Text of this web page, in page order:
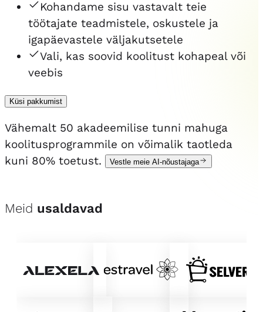
Kohandame sisu vastavalt teie
töötajate teadmistele, oskustele ja
igapäevastele väljakutsetele
Vali, kas soovid koolitust kohapeal või
veebis
Küsi pakkumist
Vähemalt 50 akadeemilise tunni mahuga
koolitusprogrammile on võimalik taotleda
kuni 80% toetust.
Vestle meie AI-nõustajaga
Meid usaldavad